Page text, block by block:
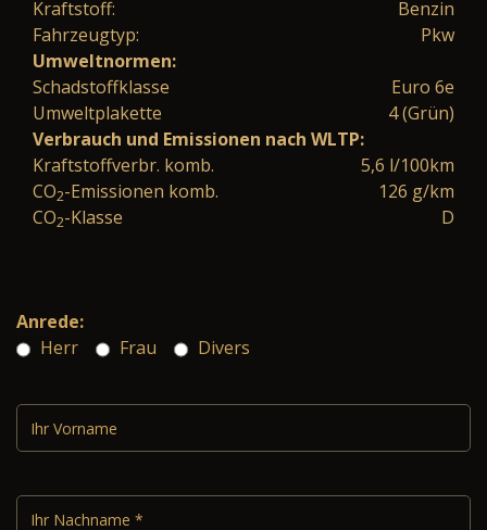
Kraftstoff:
Benzin
Fahrzeugtyp:
Pkw
Umweltnormen:
Schadstoffklasse
Euro 6e
Umweltplakette
4 (Grün)
Verbrauch und Emissionen nach WLTP:
Kraftstoffverbr. komb.
5,6 l/100km
CO2-Emissionen komb.
126 g/km
CO2-Klasse D
Anrede:
Herr
Frau Divers